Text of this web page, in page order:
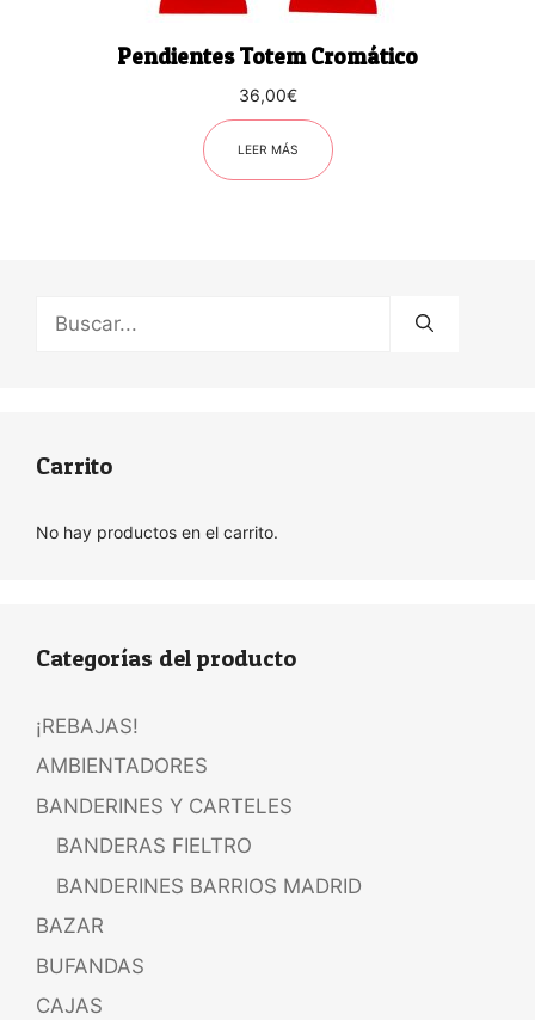
Pendientes Totem Cromático
36,00€
LEER MÁS
Carrito
No hay productos en el carrito.
Categorías del producto
¡REBAJAS!
AMBIENTADORES
BANDERINES Y CARTELES
BANDERAS FIELTRO
BANDERINES BARRIOS MADRID
BAZAR
BUFANDAS
CAJAS